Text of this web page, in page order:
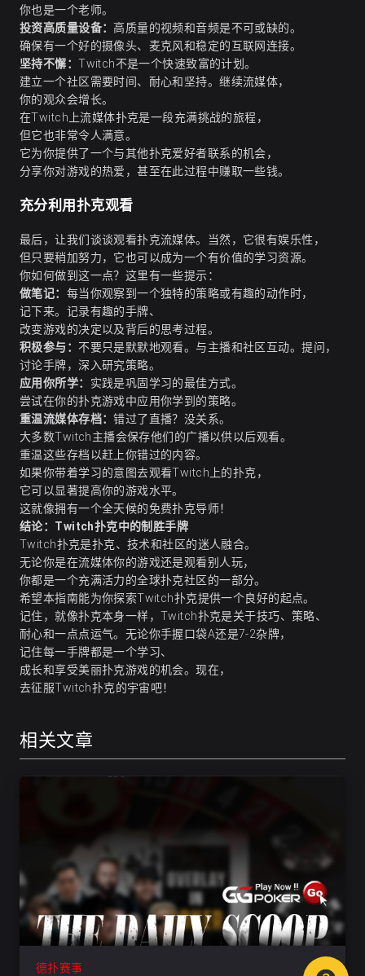
你也是一个老师。
投资高质量设备：高质量的视频和音频是不可或缺的。
确保有一个好的摄像头、麦克风和稳定的互联网连接。
坚持不懈：Twitch不是一个快速致富的计划。
建立一个社区需要时间、耐心和坚持。继续流媒体，
你的观众会增长。
在Twitch上流媒体扑克是一段充满挑战的旅程，
但它也非常令人满意。
它为你提供了一个与其他扑克爱好者联系的机会，
分享你对游戏的热爱，甚至在此过程中赚取一些钱。
充分利用扑克观看
最后，让我们谈谈观看扑克流媒体。当然，它很有娱乐性，
但只要稍加努力，它也可以成为一个有价值的学习资源。
你如何做到这一点？这里有一些提示：
做笔记： 每当你观察到一个独特的策略或有趣的动作时，
记下来。记录有趣的手牌、
改变游戏的决定以及背后的思考过程。
积极参与： 不要只是默默地观看。与主播和社区互动。提问，
讨论手牌，深入研究策略。
应用你所学： 实践是巩固学习的最佳方式。
尝试在你的扑克游戏中应用你学到的策略。
重温流媒体存档：错过了直播？没关系。
大多数Twitch主播会保存他们的广播以供以后观看。
重温这些存档以赶上你错过的内容。
如果你带着学习的意图去观看Twitch上的扑克，
它可以显著提高你的游戏水平。
这就像拥有一个全天候的免费扑克导师！
结论：Twitch扑克中的制胜手牌
Twitch扑克是扑克、技术和社区的迷人融合。
无论你是在流媒体你的游戏还是观看别人玩，
你都是一个充满活力的全球扑克社区的一部分。
希望本指南能为你探索Twitch扑克提供一个良好的起点。
记住，就像扑克本身一样，Twitch扑克是关于技巧、策略、
耐心和一点点运气。无论你手握口袋A还是7-2杂牌，
记住每一手牌都是一个学习、
成长和享受美丽扑克游戏的机会。现在，
去征服Twitch扑克的宇宙吧！
相关文章
德扑赛事